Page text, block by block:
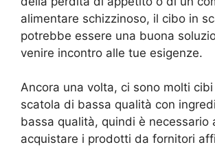
alimentare schizzinoso, il cibo in
potrebbe essere una buona
venire incontro alle tue esigenze.
Ancora una volta, ci sono molti
scatola di bassa qualità con
bassa qualità, quindi è necessario
acquistare i prodotti da fornitori